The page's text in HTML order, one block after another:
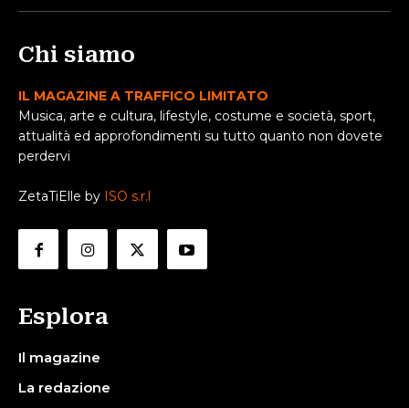
Chi siamo
IL MAGAZINE A TRAFFICO LIMITATO
Musica, arte e cultura, lifestyle, costume e società, sport,
attualità ed approfondimenti su tutto quanto non dovete
perdervi
ZetaTiElle by ISO s.r.l
Esplora
Il magazine
La redazione